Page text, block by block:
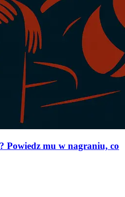
Powiedz mu w nagraniu, co